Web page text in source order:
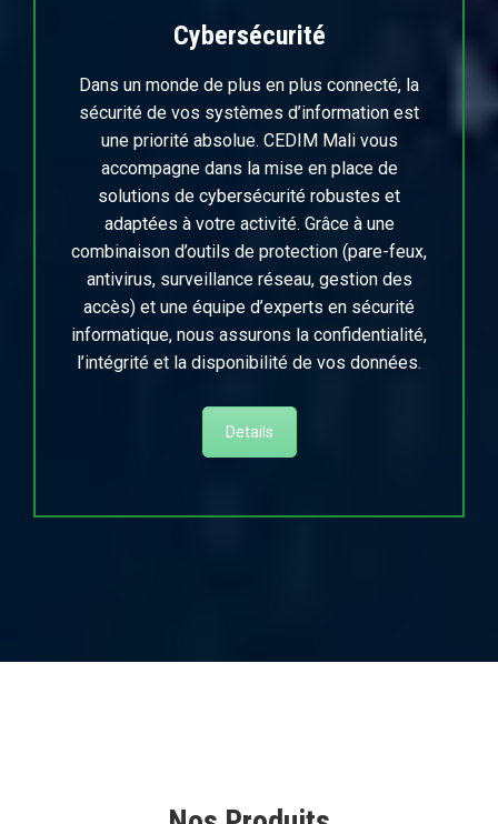
Cybersécurité
Dans un monde de plus en plus connecté, la
sécurité de vos systèmes d’information est
une priorité absolue. CEDIM Mali vous
accompagne dans la mise en place de
solutions de cybersécurité robustes et
adaptées à votre activité. Grâce à une
combinaison d’outils de protection (pare-feux,
antivirus, surveillance réseau, gestion des
accès) et une équipe d’experts en sécurité
informatique, nous assurons la confidentialité,
l’intégrité et la disponibilité de vos données.
Details